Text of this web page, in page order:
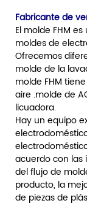
Fabricante de
El molde FHM
moldes de
Ofrecemos
molde de la
molde FHM
aire .molde de
licuadora.
Hay un equipo
acuerdo con las
del flujo de
producto, la
de piezas de